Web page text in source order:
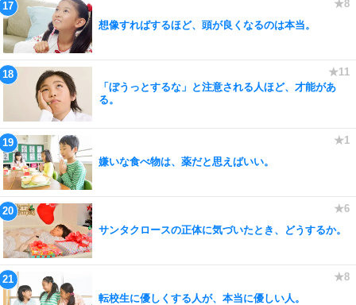
想像すればするほど、頭が良くなるのは本当。
「ぼうっとするな」と注意される人ほど、才能があ
る。
嫌いな食べ物は、薬だと思えばいい。
サンタクロースの正体に気づいたとき、どうするか。
転校生に優しくする人が、本当に優しい人。